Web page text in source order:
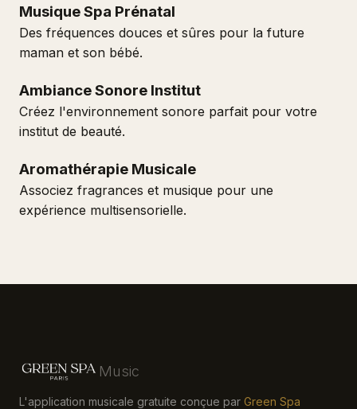
Musique Spa Prénatal
Des fréquences douces et sûres pour la future
maman et son bébé.
Ambiance Sonore Institut
Créez l'environnement sonore parfait pour votre
institut de beauté.
Aromathérapie Musicale
Associez fragrances et musique pour une
expérience multisensorielle.
Music
L'application musicale gratuite conçue par Green Spa